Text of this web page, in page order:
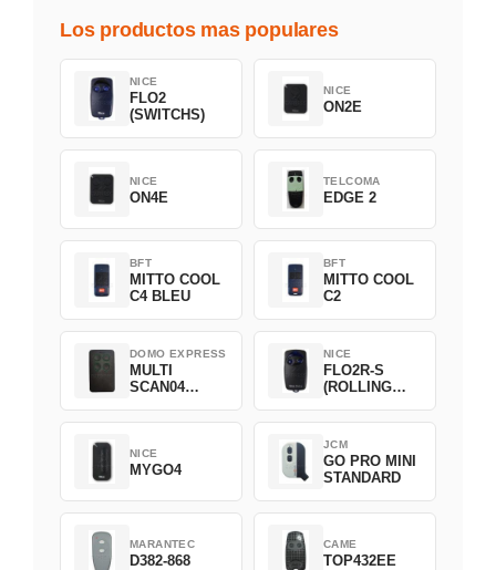
Los productos mas populares
NICE
FLO2
(SWITCHS)
NICE
ON2E
NICE
ON4E
TELCOMA
EDGE 2
BFT
MITTO COOL
C4 BLEU
BFT
MITTO COOL
C2
DOMO EXPRESS
MULTI
SCAN04
NICE
FLO2R-S
(ROLLING
NICE
MYGO4
JCM
GO PRO MINI
STANDARD
MARANTEC
D382-868
CAME
TOP432EE